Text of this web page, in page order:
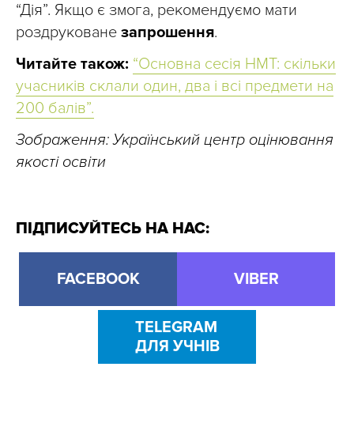
“Дія”. Якщо є змога, рекомендуємо мати
роздруковане запрошення.
Читайте також: “Основна сесія НМТ: скільки
учасників склали один, два і всі предмети на
200 балів”.
Зображення: Український центр оцінювання
якості освіти
ПІДПИСУЙТЕСЬ НА НАС:
FACEBOOK VIBER
TELEGRAM
ДЛЯ УЧНІВ